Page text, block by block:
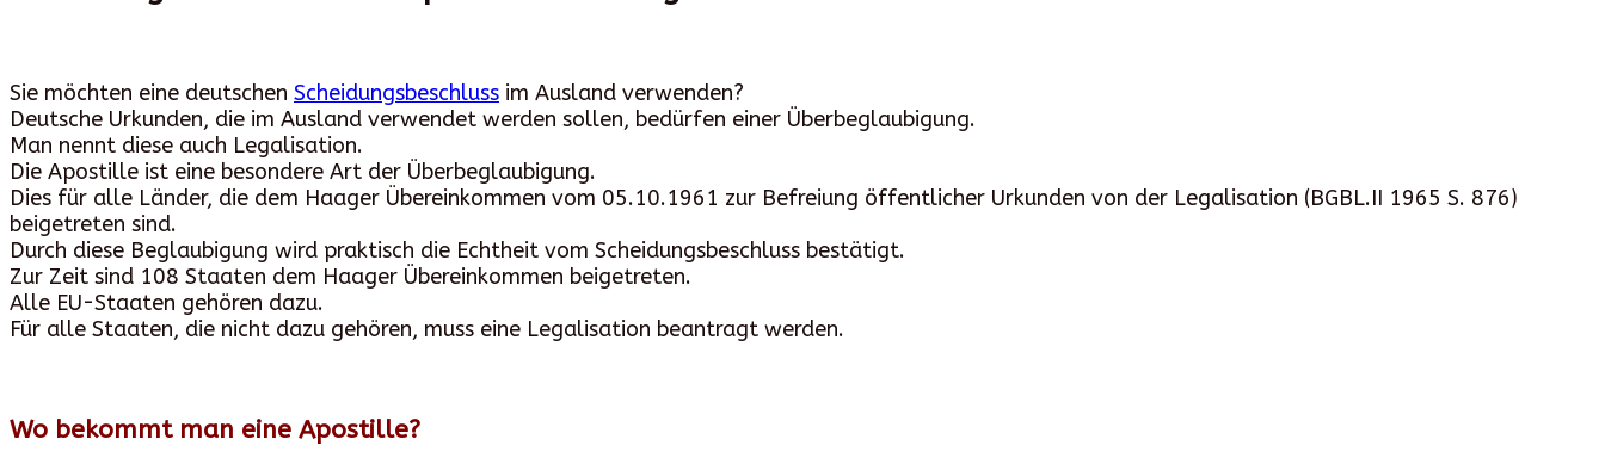
Sie möchten eine deutschen Scheidungsbeschluss im Ausland verwenden?
Deutsche Urkunden, die im Ausland verwendet werden sollen, bedürfen einer Überbeglaubigung.
Man nennt diese auch Legalisation.
Die Apostille ist eine besondere Art der Überbeglaubigung.
Dies für alle Länder, die dem Haager Übereinkommen vom 05.10.1961 zur Befreiung öffentlicher Urkunden von der Legalisation (BGBL.II 1965 S. 876)
beigetreten sind.
Durch diese Beglaubigung wird praktisch die Echtheit vom Scheidungsbeschluss bestätigt.
Zur Zeit sind 108 Staaten dem Haager Übereinkommen beigetreten.
Alle EU-Staaten gehören dazu.
Für alle Staaten, die nicht dazu gehören, muss eine Legalisation beantragt werden.
Wo bekommt man eine Apostille?